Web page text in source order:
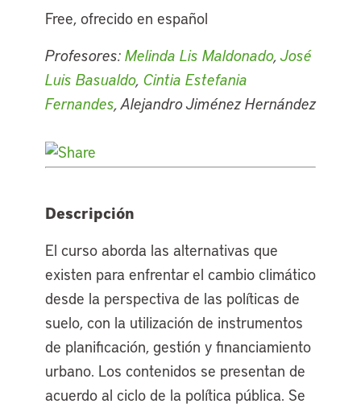
Free, ofrecido en español
Profesores: Melinda Lis Maldonado,José
Luis Basualdo, Cintia Estefania
Fernandes, Alejandro Jiménez Hernández
Descripción
El curso aborda las alternativas que
existen para enfrentar el cambio climático
desde la perspectiva de las políticas de
suelo, con la utilización de instrumentos
de planificación, gestión y financiamiento
urbano. Los contenidos se presentan de
acuerdo al ciclo de la política pública. Se